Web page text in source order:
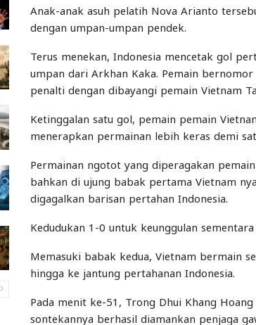
Anak-anak asuh pelatih Nova Arianto
dengan umpan-umpan pendek.
Terus menekan, Indonesia mencetak gol
umpan dari Arkhan Kaka. Pemain
penalti dengan dibayangi pemain Vietnam
Ketinggalan satu gol, pemain pemain
menerapkan permainan lebih keras demi
Permainan ngotot yang diperagakan
bahkan di ujung babak pertama Vietnam
digagalkan barisan pertahan Indonesia.
Kedudukan 1-0 untuk keunggulan
Memasuki babak kedua, Vietnam bermain
hingga ke jantung pertahanan Indonesia.
Pada menit ke-51, Trong Dhui Khang
sontekannya berhasil diamankan penjaga